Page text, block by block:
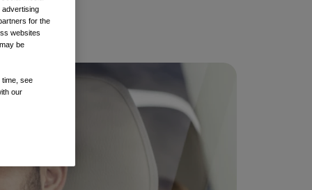
advertising
for the
websites
be
see
our